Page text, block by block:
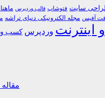
سایت فتوشاپ قالب وردپرس
آفیس مجله الکترونیکی دنیای تراشه
اینترنت وردپرس کسب و